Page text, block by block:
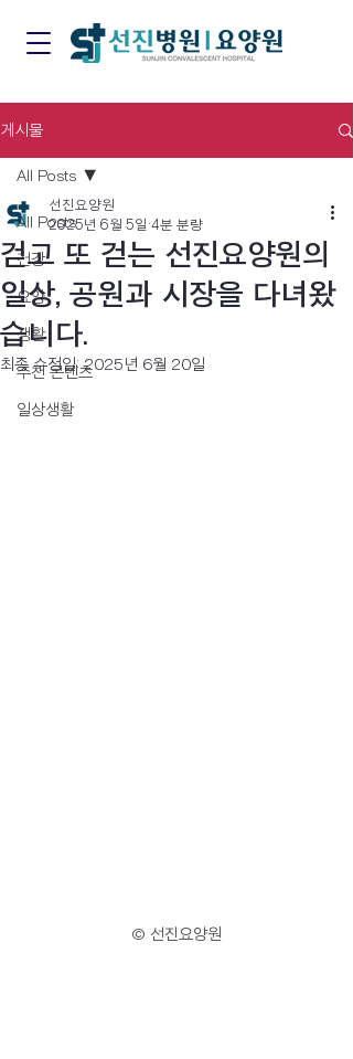
게시물
All Posts
건강
요양
생활
추천 콘텐츠
일상생활
All Posts
걷고 또 걷는 선진요양원의
일상, 공원과 시장을 다녀왔
습니다.
선진요양원
2025년 6월 5일 4분 분량
최종 수정일:2025년 6월 20일
© 선진요양원